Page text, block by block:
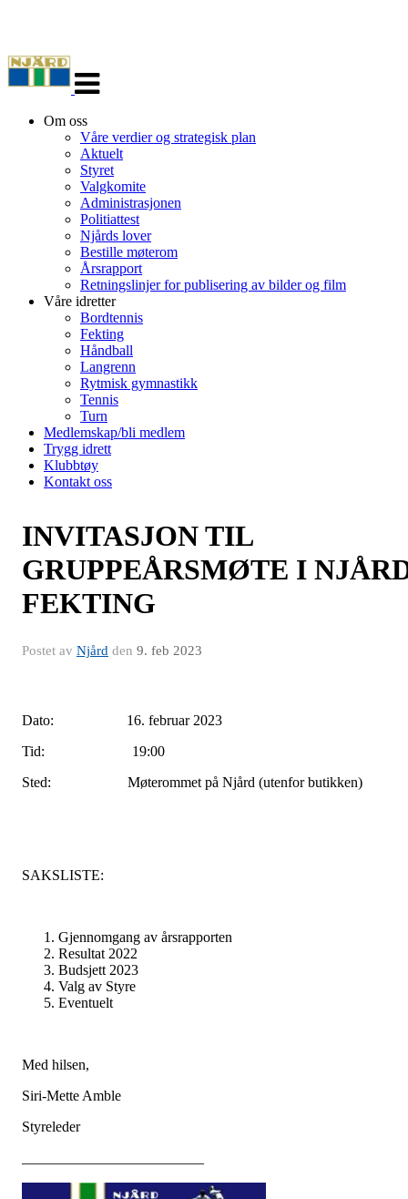
navigasjon
Om oss
Våre verdier og strategisk plan
Aktuelt
Styret
Valgkomite
Administrasjonen
Politiattest
Njårds lover
Bestille møterom
Årsrapport
Retningslinjer for publisering av bilder og film
Våre idretter
Bordtennis
Fekting
Håndball
Langrenn
Rytmisk gymnastikk
Tennis
Turn
Medlemskap/bli medlem
Trygg idrett
Klubbtøy
Kontakt oss
INVITASJON TIL
GRUPPEÅRSMØTE I
FEKTING
Postet av Njård den 9. feb 2023
Dato: 16. februar 2023
Tid: 19:00
Sted: Møterommet på Njård (utenfor butikken)
SAKSLISTE:
Gjennomgang av årsrapporten
Resultat 2022
Budsjett 2023
Valg av Styre
Eventuelt
Med hilsen,
Siri-Mette Amble
Styreleder